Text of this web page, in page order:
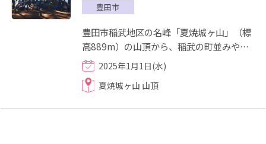
豊田市
豊田市稲武地区の名峰「夏焼城ヶ山」（標
高889m）の山頂から、稲武の町並みや、
恵那山・御嶽山・白山などの山並みを眺め
ながら、1年の無病息災・地...
2025年1月1日(水)
夏焼城ヶ山 山頂